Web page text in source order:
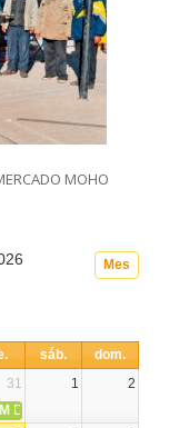
MOHO
Mes
sáb.
dom.
31 1
2
DIA NACIONAL DE LA